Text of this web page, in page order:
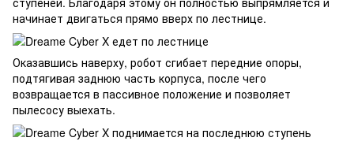
начинает двигаться прямо вверх по лестнице.
Оказавшись наверху, робот сгибает передние опоры,
подтягивая заднюю часть корпуса, после чего
возвращается в пассивное положение и позволяет
пылесосу выехать.